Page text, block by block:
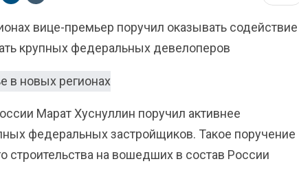
вице-премьер поручил оказывать содействие
крупных федеральных девелоперов
Марат Хуснуллин поручил активнее
федеральных застройщиков. Такое поручение
на вошедших в состав России